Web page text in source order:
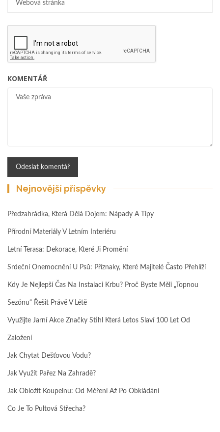
KOMENTÁŘ
Nejnovější příspěvky
Předzahrádka, Která Dělá Dojem: Nápady A Tipy
Přírodní Materiály V Letním Interiéru
Letní Terasa: Dekorace, Které Ji Promění
Srdeční Onemocnění U Psů: Příznaky, Které Majitelé Často Přehlíží
Kdy Je Nejlepší Čas Na Instalaci Krbu? Proč Byste Měli „topnou
Sezónu“ Řešit Právě V Létě
Využijte Jarní Akce Značky Stihl Která Letos Slaví 100 Let Od
Založení
Jak Chytat Dešťovou Vodu?
Jak Využít Pařez Na Zahradě?
Jak Obložit Koupelnu: Od Měření Až Po Obkládání
Co Je To Pultová Střecha?